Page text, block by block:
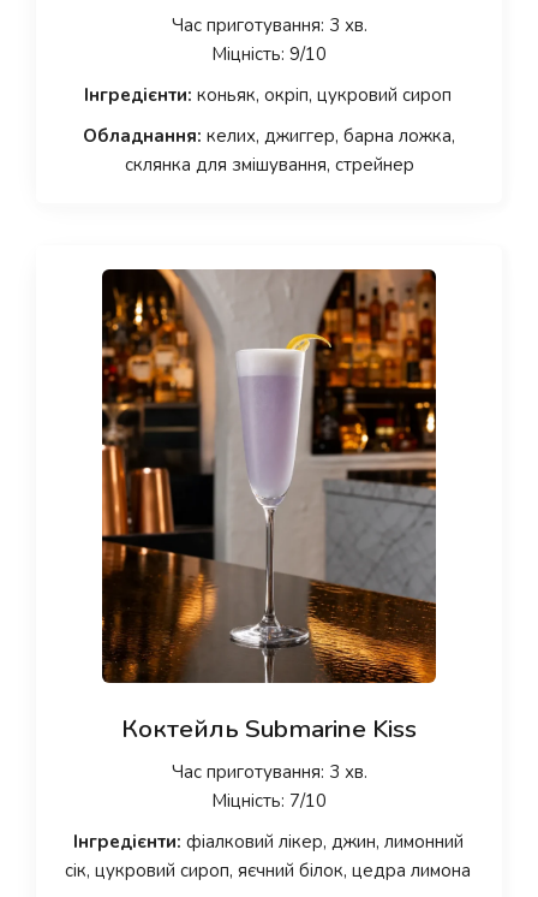
Час приготування: 3 хв.
Міцність: 9/10
Інгредієнти: коньяк, окріп, цукровий сироп
Обладнання: келих, джиггер, барна ложка,
склянка для змішування, стрейнер
Коктейль Submarine Kiss
Час приготування: 3 хв.
Міцність: 7/10
Інгредієнти: фіалковий лікер, джин, лимонний
сік, цукровий сироп, яєчний білок, цедра лимона